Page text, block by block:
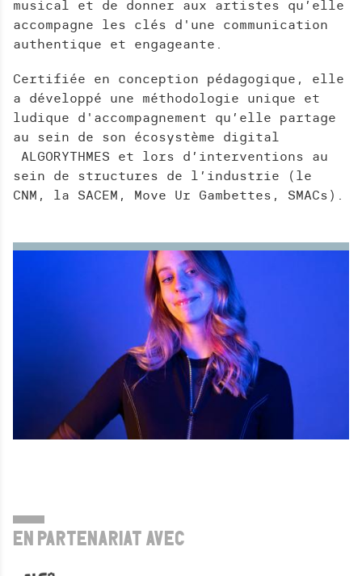
musical et de donner aux artistes qu’elle
accompagne les clés d'une communication
authentique et engageante.
Certifiée en conception pédagogique, elle
a développé une méthodologie unique et
ludique d'accompagnement qu’elle partage
au sein de son écosystème digital
ALGORYTHMES et lors d’interventions au
sein de structures de l’industrie (le
CNM, la SACEM, Move Ur Gambettes, SMACs).
EN PARTENARIAT AVEC